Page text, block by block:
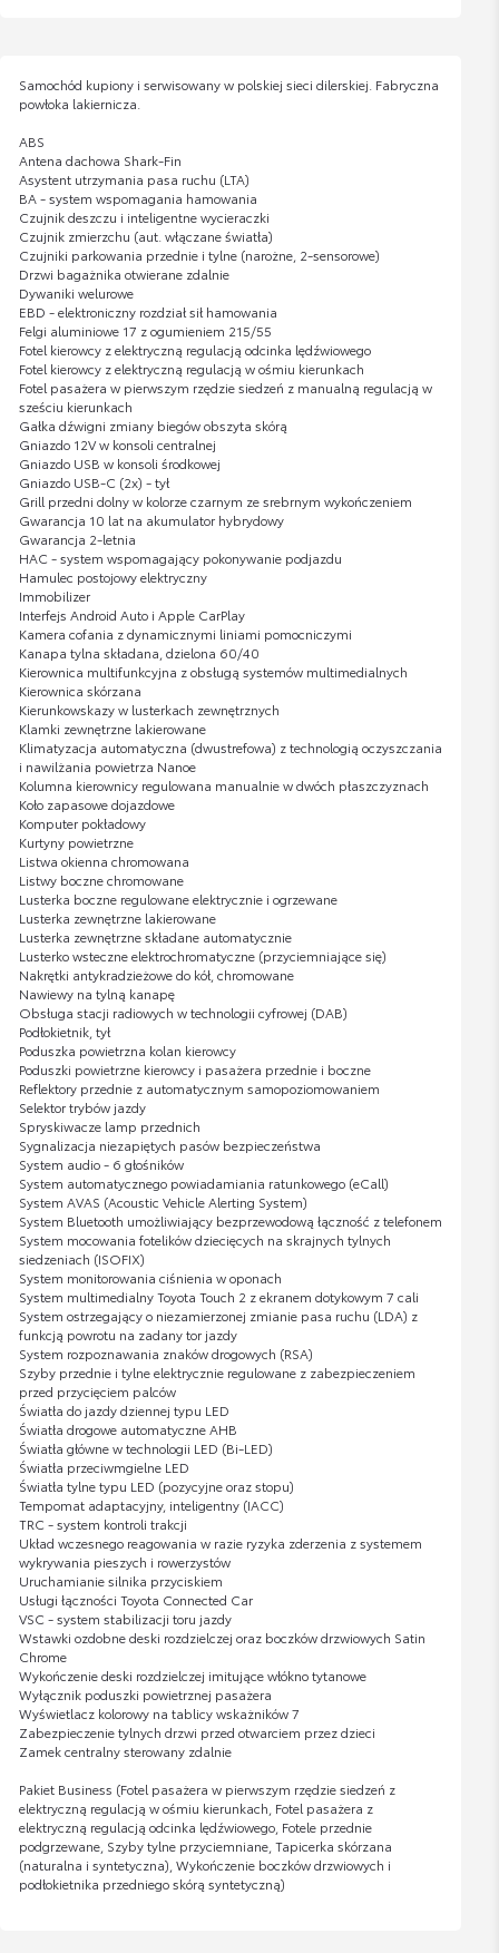
Samochód kupiony i serwisowany w polskiej sieci dilerskiej. Fabryczna
powłoka lakiernicza.
ABS
Antena dachowa Shark-Fin
Asystent utrzymania pasa ruchu (LTA)
BA - system wspomagania hamowania
Czujnik deszczu i inteligentne wycieraczki
Czujnik zmierzchu (aut. włączane światła)
Czujniki parkowania przednie i tylne (narożne, 2-sensorowe)
Drzwi bagażnika otwierane zdalnie
Dywaniki welurowe
EBD - elektroniczny rozdział sił hamowania
Felgi aluminiowe 17 z ogumieniem 215/55
Fotel kierowcy z elektryczną regulacją odcinka lędźwiowego
Fotel kierowcy z elektryczną regulacją w ośmiu kierunkach
Fotel pasażera w pierwszym rzędzie siedzeń z manualną regulacją w
sześciu kierunkach
Gałka dźwigni zmiany biegów obszyta skórą
Gniazdo 12V w konsoli centralnej
Gniazdo USB w konsoli środkowej
Gniazdo USB-C (2x) - tył
Grill przedni dolny w kolorze czarnym ze srebrnym wykończeniem
Gwarancja 10 lat na akumulator hybrydowy
Gwarancja 2-letnia
HAC - system wspomagający pokonywanie podjazdu
Hamulec postojowy elektryczny
Immobilizer
Interfejs Android Auto i Apple CarPlay
Kamera cofania z dynamicznymi liniami pomocniczymi
Kanapa tylna składana, dzielona 60/40
Kierownica multifunkcyjna z obsługą systemów multimedialnych
Kierownica skórzana
Kierunkowskazy w lusterkach zewnętrznych
Klamki zewnętrzne lakierowane
Klimatyzacja automatyczna (dwustrefowa) z technologią oczyszczania
i nawilżania powietrza Nanoe
Kolumna kierownicy regulowana manualnie w dwóch płaszczyznach
Koło zapasowe dojazdowe
Komputer pokładowy
Kurtyny powietrzne
Listwa okienna chromowana
Listwy boczne chromowane
Lusterka boczne regulowane elektrycznie i ogrzewane
Lusterka zewnętrzne lakierowane
Lusterka zewnętrzne składane automatycznie
Lusterko wsteczne elektrochromatyczne (przyciemniające się)
Nakrętki antykradzieżowe do kół, chromowane
Nawiewy na tylną kanapę
Obsługa stacji radiowych w technologii cyfrowej (DAB)
Podłokietnik, tył
Poduszka powietrzna kolan kierowcy
Poduszki powietrzne kierowcy i pasażera przednie i boczne
Reflektory przednie z automatycznym samopoziomowaniem
Selektor trybów jazdy
Spryskiwacze lamp przednich
Sygnalizacja niezapiętych pasów bezpieczeństwa
System audio - 6 głośników
System automatycznego powiadamiania ratunkowego (eCall)
System AVAS (Acoustic Vehicle Alerting System)
System Bluetooth umożliwiający bezprzewodową łączność z telefonem
System mocowania fotelików dziecięcych na skrajnych tylnych
siedzeniach (ISOFIX)
System monitorowania ciśnienia w oponach
System multimedialny Toyota Touch 2 z ekranem dotykowym 7 cali
System ostrzegający o niezamierzonej zmianie pasa ruchu (LDA) z
funkcją powrotu na zadany tor jazdy
System rozpoznawania znaków drogowych (RSA)
Szyby przednie i tylne elektrycznie regulowane z zabezpieczeniem
przed przycięciem palców
Światła do jazdy dziennej typu LED
Światła drogowe automatyczne AHB
Światła główne w technologii LED (Bi-LED)
Światła przeciwmgielne LED
Światła tylne typu LED (pozycyjne oraz stopu)
Tempomat adaptacyjny, inteligentny (IACC)
TRC - system kontroli trakcji
Układ wczesnego reagowania w razie ryzyka zderzenia z systemem
wykrywania pieszych i rowerzystów
Uruchamianie silnika przyciskiem
Usługi łączności Toyota Connected Car
VSC - system stabilizacji toru jazdy
Wstawki ozdobne deski rozdzielczej oraz boczków drzwiowych Satin
Chrome
Wykończenie deski rozdzielczej imitujące włókno tytanowe
Wyłącznik poduszki powietrznej pasażera
Wyświetlacz kolorowy na tablicy wskażników 7
Zabezpieczenie tylnych drzwi przed otwarciem przez dzieci
Zamek centralny sterowany zdalnie
Pakiet Business (Fotel pasażera w pierwszym rzędzie siedzeń z
elektryczną regulacją w ośmiu kierunkach, Fotel pasażera z
elektryczną regulacją odcinka lędźwiowego, Fotele przednie
podgrzewane, Szyby tylne przyciemniane, Tapicerka skórzana
(naturalna i syntetyczna), Wykończenie boczków drzwiowych i
podłokietnika przedniego skórą syntetyczną)